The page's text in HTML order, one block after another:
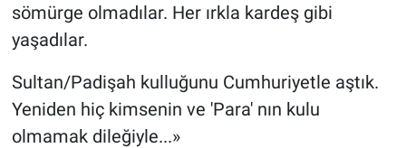
sömürge olmadılar. Her ırkla kardeş gibi
yaşadılar.
Sultan/Padişah kulluğunu Cumhuriyetle aştık.
Yeniden hiç kimsenin ve 'Para' nın kulu
olmamak dileğiyle...»